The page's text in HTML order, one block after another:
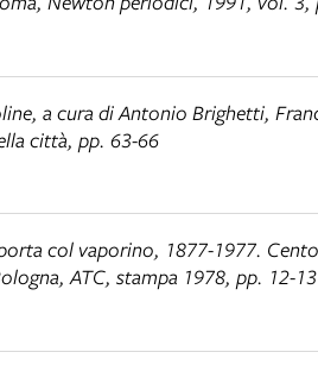
, a cura di Antonio Brighetti,
città, pp. 63-66
col vaporino, 1877-1977.
ATC, stampa 1978, pp. 12-13